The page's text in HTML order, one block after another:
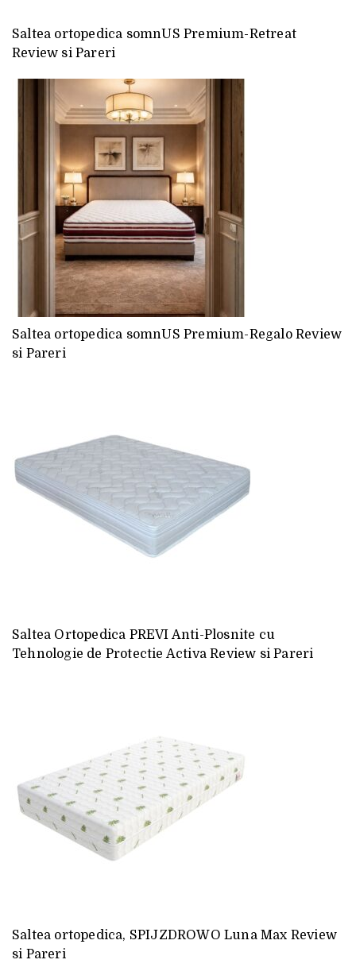
Saltea ortopedica somnUS Premium-Retreat
Review si Pareri
Saltea ortopedica somnUS Premium-Regalo Review
si Pareri
Saltea Ortopedica PREVI Anti-Plosnite cu
Tehnologie de Protectie Activa Review si Pareri
Saltea ortopedica, SPIJZDROWO Luna Max Review
si Pareri